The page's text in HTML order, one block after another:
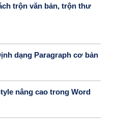
trộn văn bản, trộn thư
dạng Paragraph cơ bản
nâng cao trong Word